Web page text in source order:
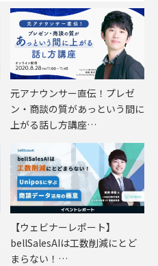
元アナウンサー直伝！プレゼ
ン・商談の質があっという間に
上がる話し方講座…
【ウェビナーレポート】
bellSalesAIは工数削減にとど
まらない！…